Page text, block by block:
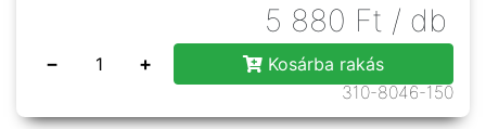
5 880 Ft / db
− +
Kosárba rakás
310-8046-150